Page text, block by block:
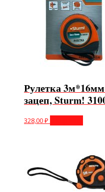
Рулетка 3м*16мм
зацеп, Sturm!
328,00₽